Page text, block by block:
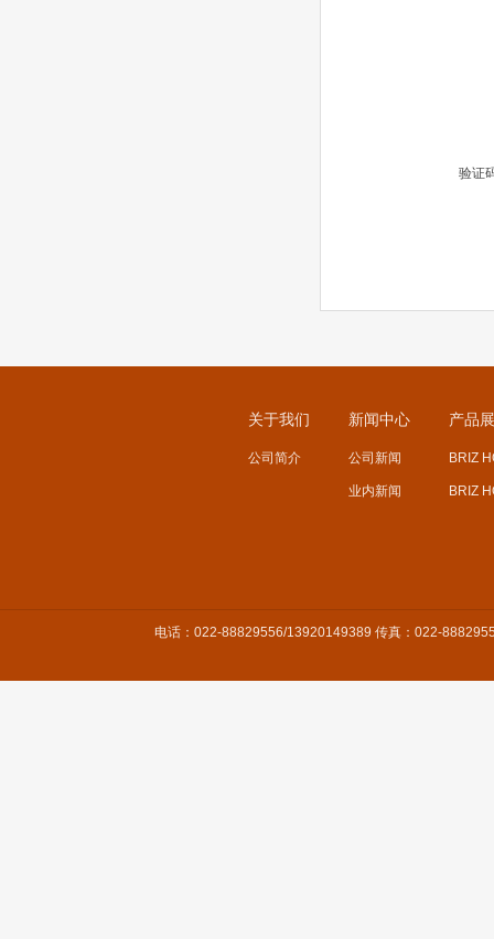
验证
关于我们
公司简介
新闻中心
公司新闻
业内新闻
产品
BRIZ
BRIZ
电话：022-88829556/13920149389 传真：022-